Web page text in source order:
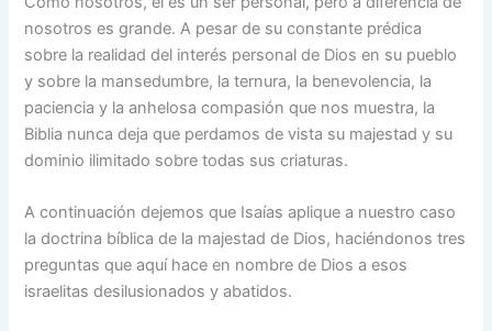
nosotros es grande. A pesar de su constante prédica
sobre la realidad del interés personal de Dios en su pueblo
y sobre la mansedumbre, la ternura, la benevolencia, la
paciencia y la anhelosa compasión que nos muestra, la
Biblia nunca deja que perdamos de vista su majestad y su
dominio ilimitado sobre todas sus criaturas.
A continuación dejemos que Isaías aplique a nuestro caso
la doctrina bíblica de la majestad de Dios, haciéndonos tres
preguntas que aquí hace en nombre de Dios a esos
israelitas desilusionados y abatidos.